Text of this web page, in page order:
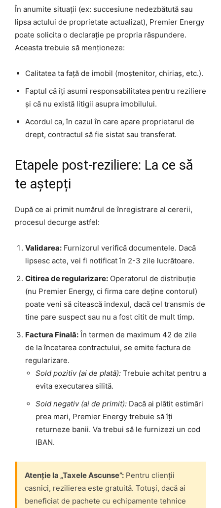
În anumite situații (ex: succesiune nedezbătută sau
lipsa actului de proprietate actualizat), Premier Energy
poate solicita o declarație pe propria răspundere.
Aceasta trebuie să menționeze:
Calitatea ta față de imobil (moștenitor, chiriaș, etc.).
Faptul că îți asumi responsabilitatea pentru reziliere
și că nu există litigii asupra imobilului.
Acordul ca, în cazul în care apare proprietarul de
drept, contractul să fie sistat sau transferat.
Etapele post-reziliere: La ce să
te aștepți
După ce ai primit numărul de înregistrare al cererii,
procesul decurge astfel:
Validarea: Furnizorul verifică documentele. Dacă
lipsesc acte, vei fi notificat în 2-3 zile lucrătoare.
Citirea de regularizare: Operatorul de distribuție
(nu Premier Energy, ci firma care deține contorul)
poate veni să citească indexul, dacă cel transmis de
tine pare suspect sau nu a fost citit de mult timp.
Factura Finală: În termen de maximum 42 de zile
de la încetarea contractului, se emite factura de
regularizare.
Sold pozitiv (ai de plată): Trebuie achitat pentru a
evita executarea silită.
Sold negativ (ai de primit): Dacă ai plătit estimări
prea mari, Premier Energy trebuie să îți
returneze banii. Va trebui să le furnizezi un cod
IBAN.
Atenție la „Taxele Ascunse”: Pentru clienții
casnici, rezilierea este gratuită. Totuși, dacă ai
beneficiat de pachete cu echipamente tehnice